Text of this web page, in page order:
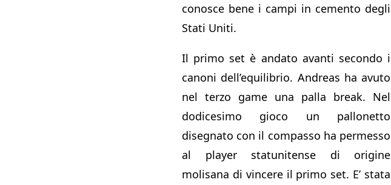
conosce bene i campi in cemento degli
Stati Uniti.
Il primo set è andato avanti secondo i
canoni dell’equilibrio. Andreas ha avuto
nel terzo game una palla break. Nel
dodicesimo gioco un pallonetto
disegnato con il compasso ha permesso
al player statunitense di origine
molisana di vincere il primo set. E’ stata